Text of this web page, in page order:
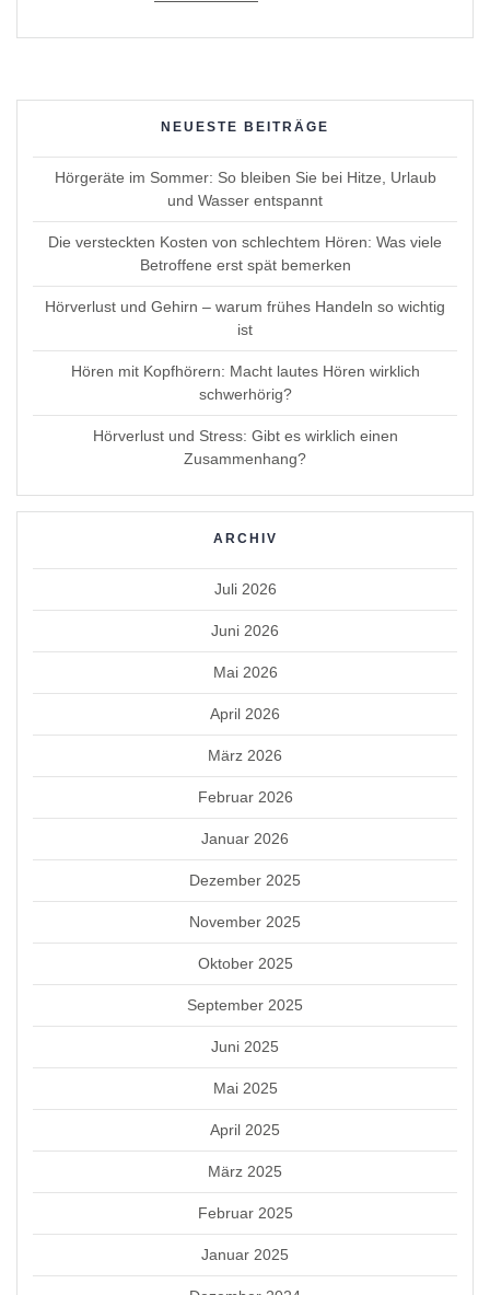
NEUESTE BEITRÄGE
Hörgeräte im Sommer: So bleiben Sie bei Hitze, Urlaub
und Wasser entspannt
Die versteckten Kosten von schlechtem Hören: Was viele
Betroffene erst spät bemerken
Hörverlust und Gehirn – warum frühes Handeln so wichtig
ist
Hören mit Kopfhörern: Macht lautes Hören wirklich
schwerhörig?
Hörverlust und Stress: Gibt es wirklich einen
Zusammenhang?
ARCHIV
Juli 2026
Juni 2026
Mai 2026
April 2026
März 2026
Februar 2026
Januar 2026
Dezember 2025
November 2025
Oktober 2025
September 2025
Juni 2025
Mai 2025
April 2025
März 2025
Februar 2025
Januar 2025